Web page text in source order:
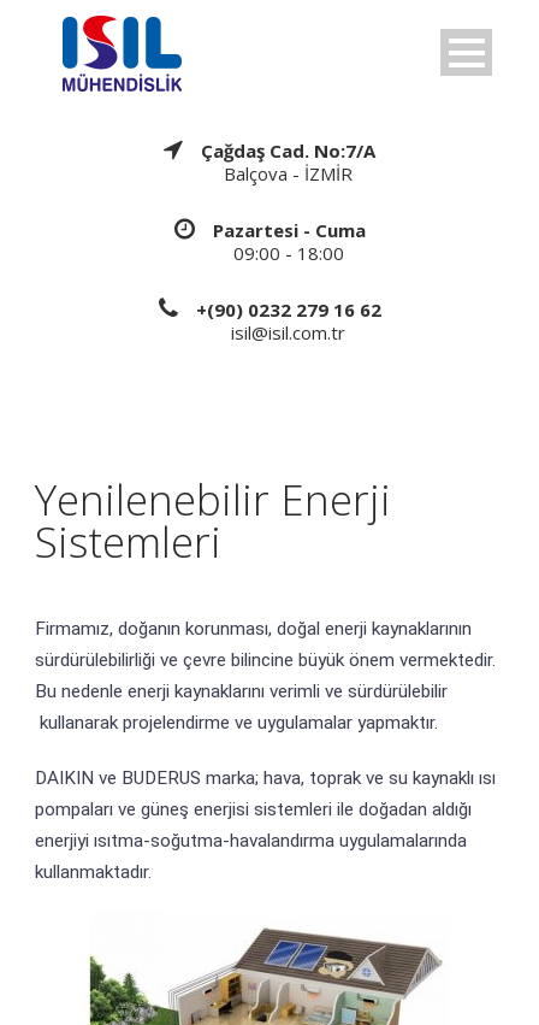
Çağdaş Cad. No:7/A
Balçova - İZMİR
Pazartesi - Cuma
09:00 - 18:00
+(90) 0232 279 16 62
isil@isil.com.tr
Yenilenebilir Enerji
Sistemleri
Firmamız, doğanın korunması, doğal enerji kaynaklarının
sürdürülebilirliği ve çevre bilincine büyük önem vermektedir.
Bu nedenle enerji kaynaklarını verimli ve sürdürülebilir
kullanarak projelendirme ve uygulamalar yapmaktır.
DAIKIN ve BUDERUS marka; hava, toprak ve su kaynaklı ısı
pompaları ve güneş enerjisi sistemleri ile doğadan aldığı
enerjiyi ısıtma-soğutma-havalandırma uygulamalarında
kullanmaktadır.